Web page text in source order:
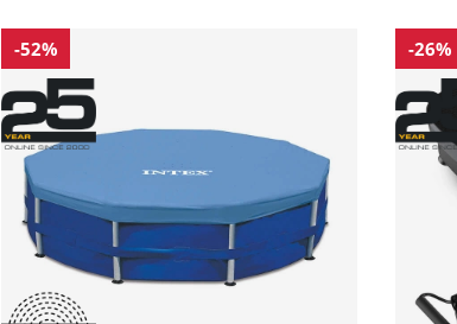
-52% -26%